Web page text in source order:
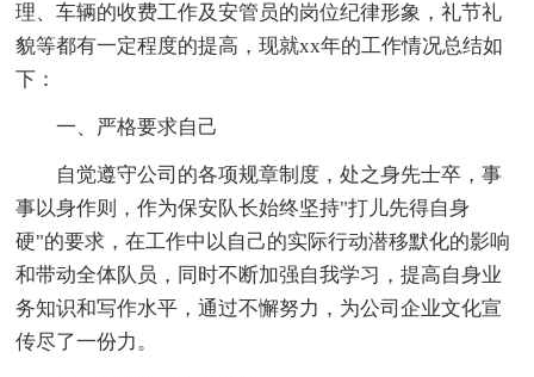
理、车辆的收费工作及安管员的岗位纪律形象，礼节礼
貌等都有一定程度的提高，现就xx年的工作情况总结如
下：
一、严格要求自己
自觉遵守公司的各项规章制度，处之身先士卒，事
事以身作则，作为保安队长始终坚持"打儿先得自身
硬"的要求，在工作中以自己的实际行动潜移默化的影响
和带动全体队员，同时不断加强自我学习，提高自身业
务知识和写作水平，通过不懈努力，为公司企业文化宣
传尽了一份力。